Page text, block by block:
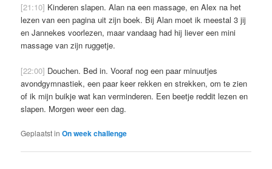
[21:10] Kinderen slapen. Alan na een massage, en Alex na het
lezen van een pagina uit zijn boek. Bij Alan moet ik meestal 3 jij
en Jannekes voorlezen, maar vandaag had hij liever een mini
massage van zijn ruggetje.
[22:00] Douchen. Bed in. Vooraf nog een paar minuutjes
avondgymnastiek, een paar keer rekken en strekken, om te zien
of ik mijn buikje wat kan verminderen. Een beetje reddit lezen en
slapen. Morgen weer een dag.
Geplaatst in On week challenge